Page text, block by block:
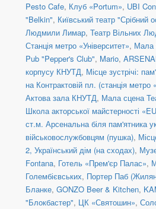
Pesto Cafe, Клуб «Portum», UBI
"Belkin", Київський театр "Срібний
Людмили Лимар, Театр Вільних
Станція метро «Університет», Мала
Pub "Pepper's Club", Mario,
корпусу КНУТД, Місце зустрічі:
на Контрактовій пл. (станція
Актова зала КНУТД, Мала сцена
Школа акторської майстерності
ст.м. Арсенальна біля пам'ятника
військовослужбовцям (пушка),
2, Український дім (на сходах),
Fontana, Готель «Прем'єр Палас»,
Голембієвських, Портер Паб
Бланке, GONZO Beer & Kitchen,
"Блокбастер", ЦК «Святошин»,